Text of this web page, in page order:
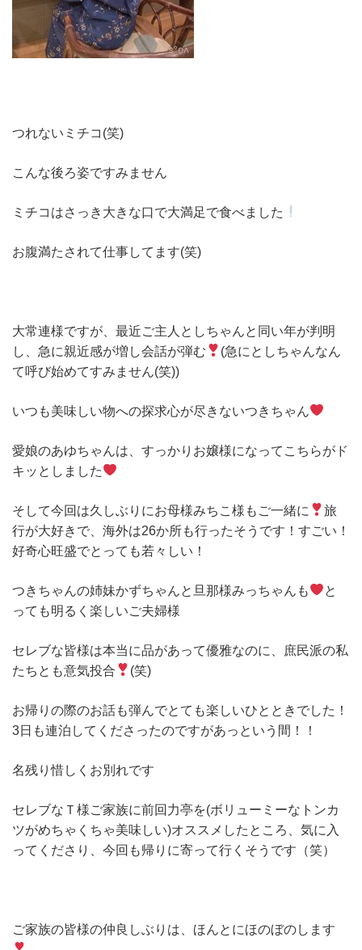
つれないミチコ(笑)
こんな後ろ姿ですみません
ミチコはさっき大きな口で大満足で食べました
お腹満たされて仕事してます(笑)
大常連様ですが、最近ご主人としちゃんと同い年が判明
し、急に親近感が増し会話が弾む
(急にとしちゃんなん
て呼び始めてすみません(笑))
いつも美味しい物への探求心が尽きないつきちゃん
愛娘のあゆちゃんは、すっかりお嬢様になってこちらがド
キッとしました
そして今回は久しぶりにお母様みちこ様もご一緒に
旅
行が大好きで、海外は26か所も行ったそうです！すごい！
好奇心旺盛でとっても若々しい！
つきちゃんの姉妹かずちゃんと旦那様みっちゃんも
と
っても明るく楽しいご夫婦様
セレブな皆様は本当に品があって優雅なのに、庶民派の私
たちとも意気投合
(笑)
お帰りの際のお話も弾んでとても楽しいひとときでした！
3日も連泊してくださったのですがあっという間！！
名残り惜しくお別れです
セレブなＴ様ご家族に前回力亭を(ボリューミーなトンカ
ツがめちゃくちゃ美味しい)オススメしたところ、気に入
ってくださり、今回も帰りに寄って行くそうです（笑）
ご家族の皆様の仲良しぶりは、ほんとにほのぼのします